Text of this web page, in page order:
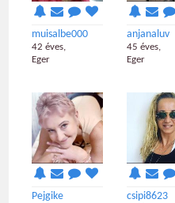
muisalbe000
42 éves,
Eger
anjanaluv
45 éves,
Eger
Pejgike csipi8623